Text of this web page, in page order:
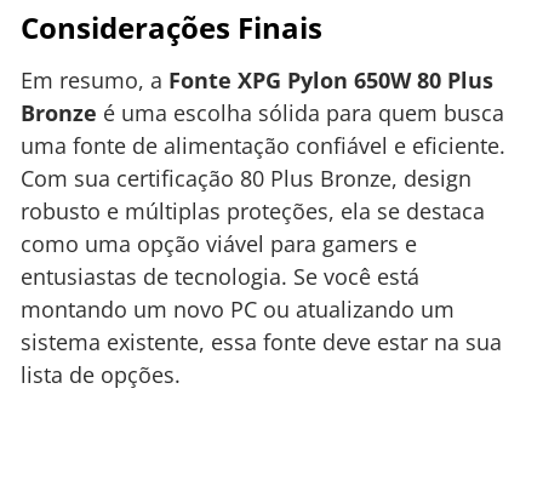
Considerações Finais
Em resumo, a Fonte XPG Pylon 650W 80 Plus
Bronze é uma escolha sólida para quem busca
uma fonte de alimentação confiável e eficiente.
Com sua certificação 80 Plus Bronze, design
robusto e múltiplas proteções, ela se destaca
como uma opção viável para gamers e
entusiastas de tecnologia. Se você está
montando um novo PC ou atualizando um
sistema existente, essa fonte deve estar na sua
lista de opções.